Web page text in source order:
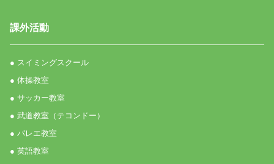
課外活動
● スイミングスクール
● 体操教室
● サッカー教室
● 武道教室（テコンドー）
● バレエ教室
● 英語教室